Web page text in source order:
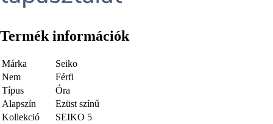
Termék információk
Márka
Seiko
Nem
Férfi
Típus
Óra
Alapszín
Ezüst színű
Kollekció
SEIKO 5